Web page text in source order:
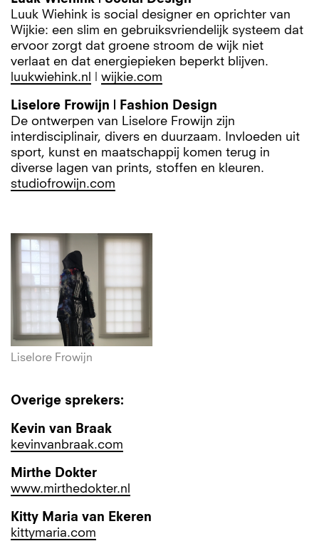
Luuk Wiehink is social designer en oprichter van
Wijkie: een slim en gebruiksvriendelijk systeem dat
ervoor zorgt dat groene stroom de wijk niet
verlaat en dat energiepieken beperkt blijven.
luukwiehink.nl
wijkie.com
Liselore Frowijn | Fashion Design
De ontwerpen van Liselore Frowijn zijn
interdisciplinair, divers en duurzaam. Invloeden uit
sport, kunst en maatschappij komen terug in
diverse lagen van prints, stoffen en kleuren.
studiofrowijn.com
Liselore Frowijn
Overige sprekers:
Kevin van Braak
kevinvanbraak.com
Mirthe Dokter
www.mirthedokter.nl
Kitty Maria van Ekeren
kittymaria.com